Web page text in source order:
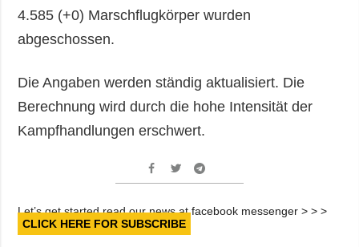
4.585 (+0) Marschflugkörper wurden
abgeschossen.
Die Angaben werden ständig aktualisiert. Die
Berechnung wird durch die hohe Intensität der
Kampfhandlungen erschwert.
Let’s get started read our news at facebook messenger > > >
CLICK HERE FOR SUBSCRIBE